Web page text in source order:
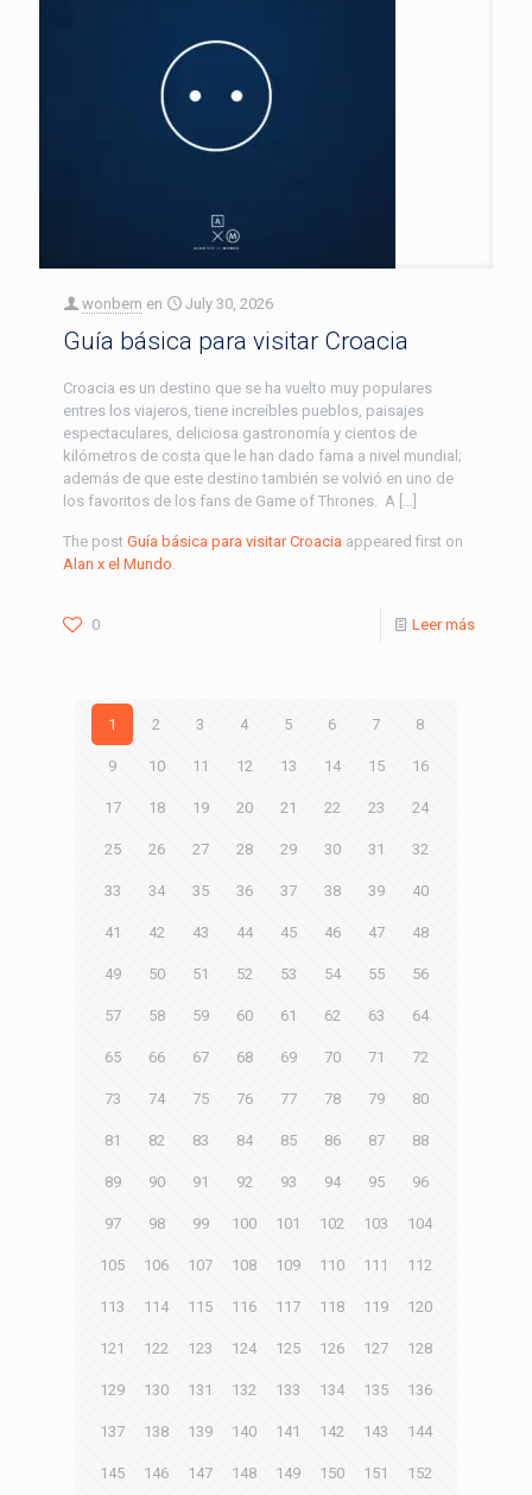
wonbern en July 30, 2026
Guía básica para visitar Croacia
Croacia es un destino que se ha vuelto muy populares
entres los viajeros, tiene increíbles pueblos, paisajes
espectaculares, deliciosa gastronomía y cientos de
kilómetros de costa que le han dado fama a nivel mundial;
además de que este destino también se volvió en uno de
los favoritos de los fans de Game of Thrones. A […]
The post Guía básica para visitar Croacia appeared first on
Alan x el Mundo
0 Leer más
1 2 3 4 5 6 7 8
9 10 11 12 13 14 15 16
17 18 19 20 21 22 23 24
25 26 27 28 29 30 31 32
33 34 35 36 37 38 39 40
41 42 43 44 45 46 47 48
49 50 51 52 53 54 55 56
57 58 59 60 61 62 63 64
65 66 67 68 69 70 71 72
73 74 75 76 77 78 79 80
81 82 83 84 85 86 87 88
89 90 91 92 93 94 95 96
97 98 99 100 101 102 103 104
105 106 107 108 109 110 111 112
113 114 115 116 117 118 119 120
121 122 123 124 125 126 127 128
129 130 131 132 133 134 135 136
137 138 139 140 141 142 143 144
145 146 147 148 149 150 151 152